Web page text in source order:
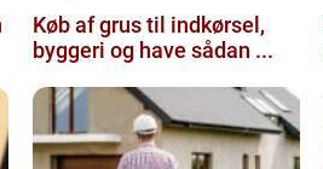
Køb af grus til indkørsel,
byggeri og have sådan ...